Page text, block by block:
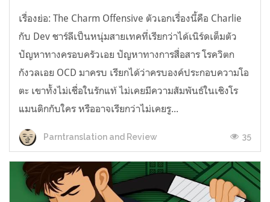
เรื่องย่อ: The Charm Offensive ตัวเอกเรื่องนี้คือ Charlie
กับ Dev ชาร์ลีเป็นหนุ่มสายเทคที่เรียกว่าได้เนิร์ดเต็มตัว
ปัญหาทางครอบครัวเอย ปัญหาทางการสื่อสาร โรควิตก
กังวลเอย OCD มาครบ เรียกได้ว่าครบองค์ประกอบความโอ
ตะ เขาทั้งไม่เชื่อในรักแท้ ไม่เคยมีความสัมพันธ์ในเชิงโร
แมนติกกับใคร หรืออาจเรียกว่าไม่เคยรู...
Parntranslation and Review 35